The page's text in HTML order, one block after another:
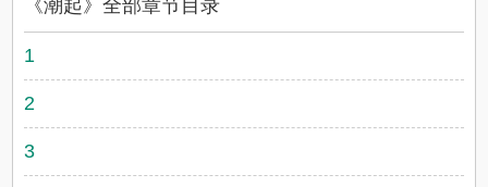
《潮起》全部章节目录
1
2
3